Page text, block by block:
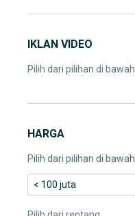
IKLAN VIDEO
Pilih dari pilihan di bawah
HARGA
Pilih dari pilihan di bawah
< 100 juta